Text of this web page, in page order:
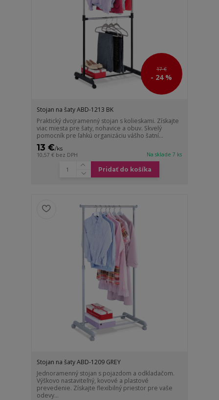
17 €
- 24 %
Stojan na šaty ABD-1213 BK
Praktický dvojramenný stojan s kolieskami. Získajte
viac miesta pre šaty, nohavice a obuv. Skvelý
pomocník pre ľahkú organizáciu vášho šatní...
13 €/ks
10,57 € bez DPH Na sklade 7 ks
Pridať do košíka
Stojan na šaty ABD-1209 GREY
Jednoramenný stojan s pojazdom a odkladačom.
Výškovo nastaviteľný, kovové a plastové
prevedenie. Získajte flexibilný priestor pre vaše
odevy...